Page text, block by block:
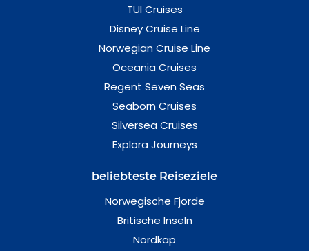
TUI Cruises
Disney Cruise Line
Norwegian Cruise Line
Oceania Cruises
Regent Seven Seas
Seaborn Cruises
Silversea Cruises
Explora Journeys
beliebteste Reiseziele
Norwegische Fjorde
Britische Inseln
Nordkap